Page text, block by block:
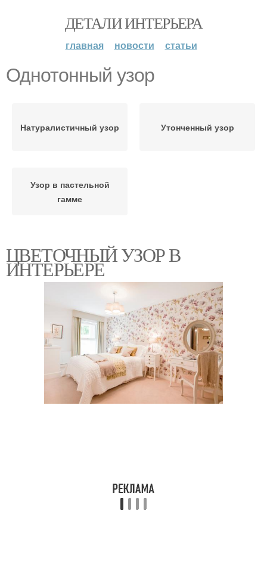
ДЕТАЛИ ИНТЕРЬЕРА
главная новости статьи
Однотонный узор
Натуралистичный узор Утонченный узор
Узор в пастельной
гамме
ЦВЕТОЧНЫЙ УЗОР В
ИНТЕРЬЕРЕ